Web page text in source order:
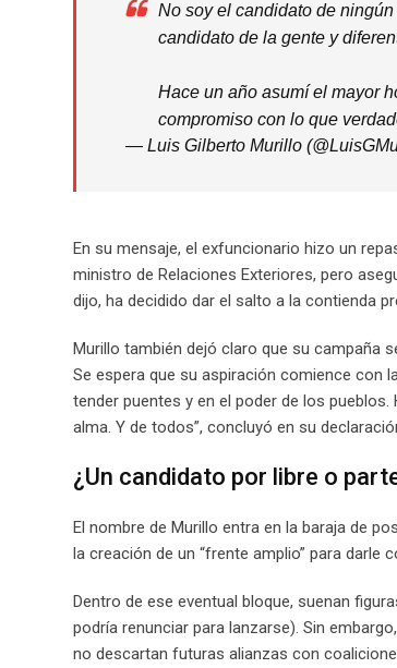
No soy el candidato de
candidato de la gente y
Hace un año asumí el mayor
compromiso con lo que
— Luis Gilberto Murillo
En su mensaje, el exfuncionario hizo un
ministro de Relaciones Exteriores, pero
dijo, ha decidido dar el salto a la contienda
Murillo también dejó claro que su campaña
Se espera que su aspiración comience con
tender puentes y en el poder de los
alma. Y de todos”, concluyó en su
¿Un candidato por libre o
El nombre de Murillo entra en la baraja de
la creación de un “frente amplio” para
Dentro de ese eventual bloque, suenan
podría renunciar para lanzarse). Sin
no descartan futuras alianzas con